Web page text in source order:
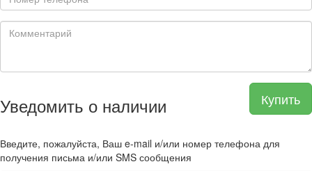
Купить
Уведомить о наличии
Введите, пожалуйста, Ваш e-mail и/или номер телефона для
получения письма и/или SMS сообщения